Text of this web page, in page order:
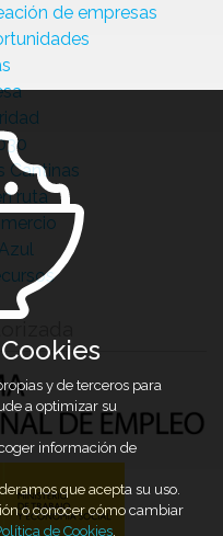
de empresas
Cantinas
ruta
y de terceros para
a optimizar su
información de
que acepta su uso.
o conocer cómo cambiar
de Cookies.